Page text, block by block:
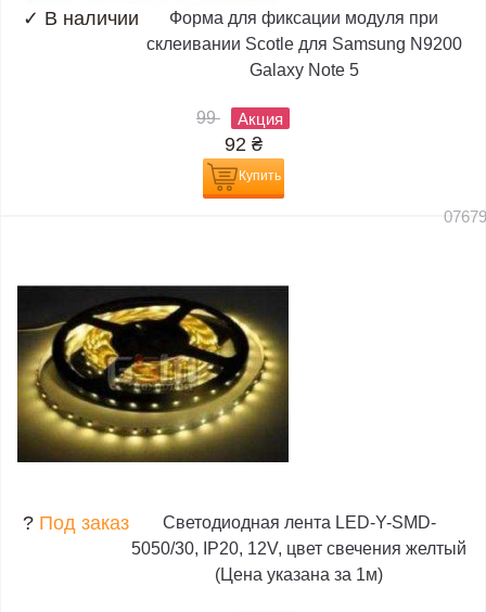
✓ В наличии
Форма для фиксации модуля при
склеивании Scotle для Samsung N9200
Galaxy Note 5
99 Акция
92 ₴
Купить
? Под заказ
Светодиодная лента LED-Y-SMD-
5050/30, IP20, 12V, цвет свечения желтый
(Цена указана за 1м)